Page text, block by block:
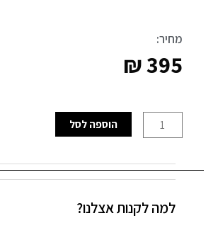
מחיר:
₪395
של
3X20W
TERMINATOR
הוספה לסל
למה לקנות אצלנו?